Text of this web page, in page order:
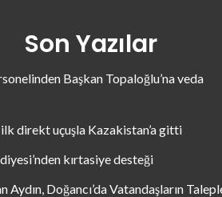
Son Yazılar
Başkan Topaloğlu’na veda
direkt uçuşla Kazakistan’a gitti
kırtasiye desteği
Aydın, Doğancı’da Vatandaşların